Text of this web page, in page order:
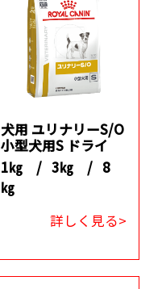
犬用 ユリナリーS/O
小型犬用S ドライ
1㎏ / 3㎏ / 8
㎏
詳しく見る>